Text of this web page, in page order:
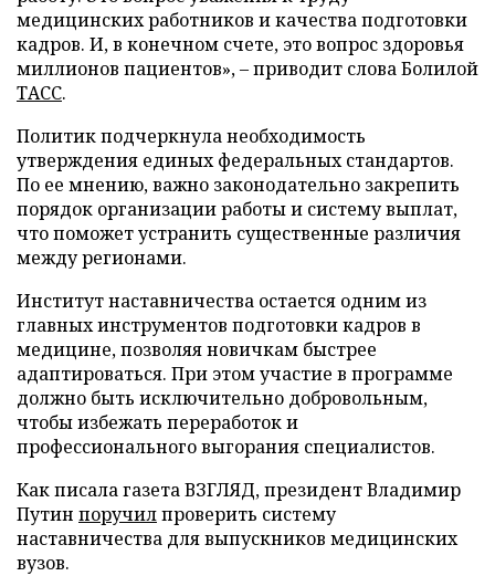
медицинских работников и качества подготовки
кадров. И, в конечном счете, это вопрос здоровья
миллионов пациентов», – приводит слова Болилой
ТАСС.
Политик подчеркнула необходимость
утверждения единых федеральных стандартов.
По ее мнению, важно законодательно закрепить
порядок организации работы и систему выплат,
что поможет устранить существенные различия
между регионами.
Институт наставничества остается одним из
главных инструментов подготовки кадров в
медицине, позволяя новичкам быстрее
адаптироваться. При этом участие в программе
должно быть исключительно добровольным,
чтобы избежать переработок и
профессионального выгорания специалистов.
Как писала газета ВЗГЛЯД, президент Владимир
Путин поручилпроверить систему
наставничества для выпускников медицинских
вузов.